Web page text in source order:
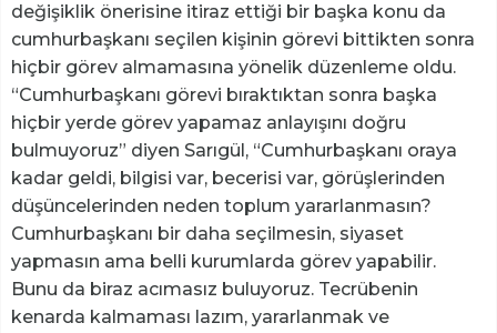
değişiklik önerisine itiraz ettiği bir başka konu da
cumhurbaşkanı seçilen kişinin görevi bittikten sonra
hiçbir görev almamasına yönelik düzenleme oldu.
“Cumhurbaşkanı görevi bıraktıktan sonra başka
hiçbir yerde görev yapamaz anlayışını doğru
bulmuyoruz” diyen Sarıgül, “Cumhurbaşkanı oraya
kadar geldi, bilgisi var, becerisi var, görüşlerinden
düşüncelerinden neden toplum yararlanmasın?
Cumhurbaşkanı bir daha seçilmesin, siyaset
yapmasın ama belli kurumlarda görev yapabilir.
Bunu da biraz acımasız buluyoruz. Tecrübenin
kenarda kalmaması lazım, yararlanmak ve